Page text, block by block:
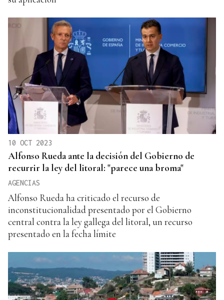
10 OCT 2023
Alfonso Rueda ante la decisión del Gobierno de
recurrir la ley del litoral: "parece una broma"
AGENCIAS
Alfonso Rueda ha criticado el recurso de
inconstitucionalidad presentado por el Gobierno
central contra la ley gallega del litoral, un recurso
presentado en la fecha límite